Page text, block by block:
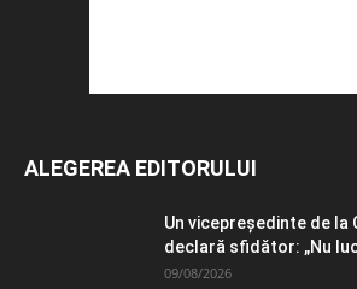
ALEGEREA EDITORULUI
Un vicepreședinte de la
declară sfidător: „Nu
09/08/2026